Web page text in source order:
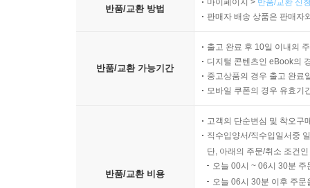
반품/교환 방법
마이페이지 > 반품/교환 신
판매자 배송 상품은 판매자
반품/교환 가능기간
출고 완료 후 10일 이내의
디지털 콘텐츠인 eBook의
중고상품의 경우 출고 완료
모바일 쿠폰의 경우 유효기
반품/교환 비용
고객의 단순변심 및 착오구
직수입양서/직수입일서중
단, 아래의 주문/취소 조건
오늘 00시 ~ 06시 30분
오늘 06시 30분 이후 주